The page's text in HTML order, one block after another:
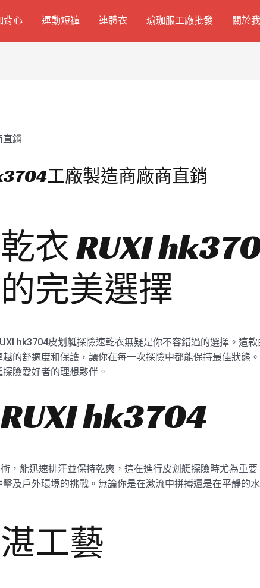
背心 運動短褲 連體衣 瑜珈服工廠批發 關於
工廠製造商廠商直銷
衣 RUXI
完美選擇
hk3704皮划艇探險速乾衣無疑是你不容錯過的選擇。這
的舒適度和保護，讓你在每一次探險中都能保持最佳狀態
險愛好者的理想夥伴。
hk3704
，能迅速排汗並保持乾爽，這在進行皮划艇探險時尤為重
及戶外環境的挑戰。無論你是在激流中拼搏還是在平靜的
工藝